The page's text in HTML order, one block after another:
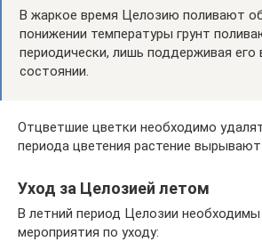
В жаркое время Целозию поливают
понижении температуры грунт
периодически, лишь поддерживая его
состоянии.
Отцветшие цветки необходимо
периода цветения растение
Уход за Целозией летом
В летний период Целозии
мероприятия по уходу: